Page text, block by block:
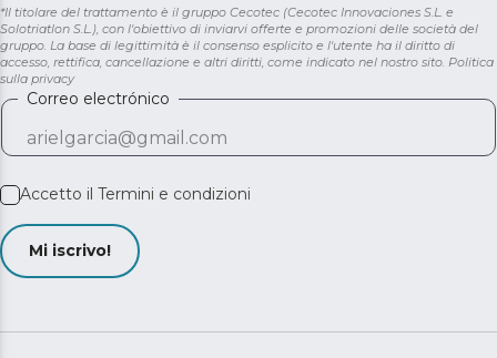
*Il titolare del trattamento è il gruppo Cecotec (Cecotec Innovaciones S.L. e
Solotriatlon S.L.), con l'obiettivo di inviarvi offerte e promozioni delle società del
gruppo. La base di legittimità è il consenso esplicito e l'utente ha il diritto di
accesso, rettifica, cancellazione e altri diritti, come indicato nel nostro sito. Politica
sulla privacy
Correo electrónico
Accetto il Termini e condizioni
Mi iscrivo!